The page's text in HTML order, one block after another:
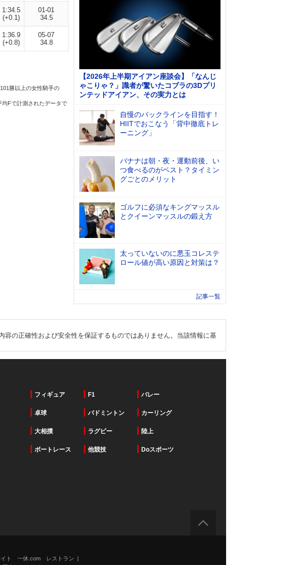
1:34.5
(+0.1)
01-01
34.5
1:36.9
(+0.8)
05-07
34.8
勝以上の女性騎手の
Fで計測されたデータで
【2026年上半期アイアン座談会】「なんじ
ゃこりゃ？」識者が驚いたコブラの3Dプリ
ンテッドアイアン、その実力とは
自慢のバックラインを目指す！
HIITでおこなう「背中徹底トレ
ーニング」
バナナは朝・夜・運動前後、い
つ食べるのがベスト？タイミン
グごとのメリット
ゴルフに必須なキングマッスル
とクイーンマッスルの鍛え方
太っていないのに悪玉コレステ
ロール値が高い原因と対策は？
記事一覧
の正確性および安全性を保証するものではありません。当該情報に基
フィギュア F1 バレー
卓球 バドミントン カーリング
大相撲 ラグビー 陸上
ボートレース 他競技 Doスポーツ
イト 一休.com レストラン